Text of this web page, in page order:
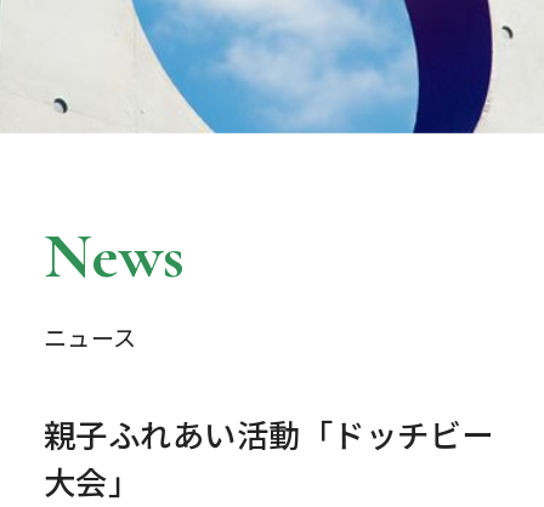
News
ニュース
親子ふれあい活動「ドッチビー
大会」